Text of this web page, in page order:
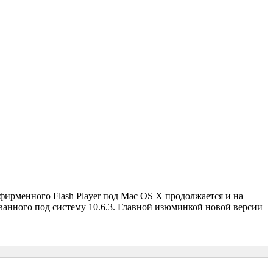
Flash Player под Mac OS X продолжается и на
под систему 10.6.3. Главной изюминкой новой версии